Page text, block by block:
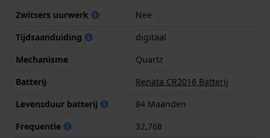
Zwitsers uurwerk
Nee
Tijdsaanduiding
digitaal
Mechanisme
Quartz
Batterij
Renata CR2016 Batterij
Levensduur batterij
84 Maanden
Frequentie
32,768